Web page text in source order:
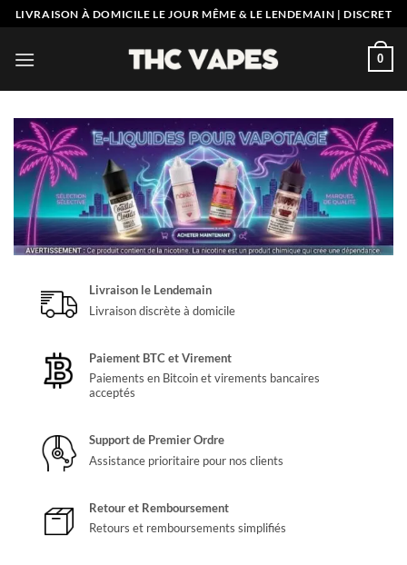
Skip
to
content
LIVRAISON À DOMICILE LE JOUR MÊME & LE LENDEMAIN | DISCRET
0
Livraison le Lendemain
Livraison discrète à domicile
Paiement BTC et Virement
Paiements en Bitcoin et virements bancaires
acceptés
Support de Premier Ordre
Assistance prioritaire pour nos clients
Retour et Remboursement
Retours et remboursements simplifiés